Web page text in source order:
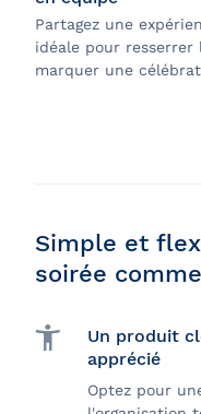
Partagez une
idéale pour resserrer
marquer une
Simple et
soirée
Un produit
apprécié
Optez pour